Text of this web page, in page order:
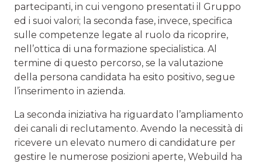
partecipanti, in cui vengono presentati il Gruppo
ed i suoi valori; la seconda fase, invece, specifica
sulle competenze legate al ruolo da ricoprire,
nell’ottica di una formazione specialistica. Al
termine di questo percorso, se la valutazione
della persona candidata ha esito positivo, segue
l’inserimento in azienda.
La seconda iniziativa ha riguardato l’ampliamento
dei canali di reclutamento. Avendo la necessità di
ricevere un elevato numero di candidature per
gestire le numerose posizioni aperte, Webuild ha